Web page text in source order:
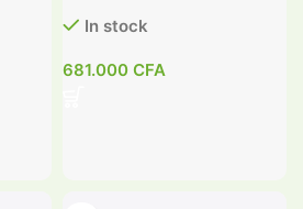
In stock
681.000 CFA